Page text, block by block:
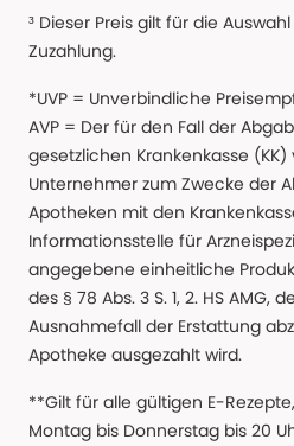
³ Dieser Preis gilt für die
Zuzahlung.
*UVP = Unverbindliche
AVP = Der für den Fall der
gesetzlichen Krankenkasse
Unternehmer zum Zwecke der
Apotheken mit den
Informationsstelle für
angegebene einheitliche
des § 78 Abs. 3 S. 1, 2. HS AMG,
Ausnahmefall der Erstattung
Apotheke ausgezahlt wird.
**Gilt für alle gültigen E-
Montag bis Donnerstag bis 20